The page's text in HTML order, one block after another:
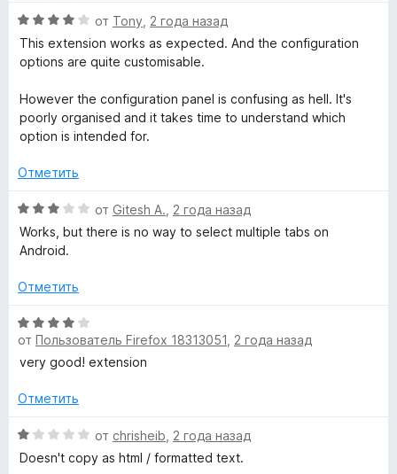
5
и
О
ц
е
е
н
о
а
и
з
5
от Tony 2 года назад
This extension works as expected. And the configuration
options are quite customisable.
However the configuration panel is confusing as hell. It's
poorly organised and it takes time to understand which
option is intended for.
Отметить
О
ц
е
е
о
н
а
и
5
от Gitesh A. 2 года назад
Works, but there is no way to select multiple tabs on
Android.
Отметить
О
ц
е
е
о
н
от Пользователь Firefox 18313051 2 года назад
very good! extension
Отметить
О
ц
от chrisheib 2 года назад
Doesn't copy as html / formatted text.